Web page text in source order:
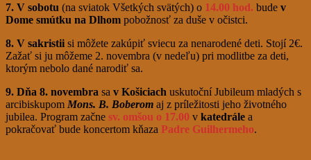
7. V sobotu (na sviatok Všetkých svätých) o 14.00 hod. bude v
Dome smútku na Dlhom pobožnosť za duše v očistci.
8. V sakristii si môžete zakúpiť sviecu za nenarodené deti. Stojí 2€.
Zažať si ju môžeme 2. novembra (v nedeľu) pri modlitbe za deti,
ktorým nebolo dané narodiť sa.
9. Dňa 8. novembra sa v Košiciach uskutoční Jubileum mladých s
arcibiskupom Mons. B. Boberom aj z príležitosti jeho životného
jubilea. Program začne sv. omšou o 17.00 v katedrále a
pokračovať bude koncertom kňaza Padre Guilhermeho.